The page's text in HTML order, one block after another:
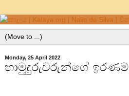
Monday, 25 April 2022
හාමුදුුරුවරුන්ගේ ඉරණම